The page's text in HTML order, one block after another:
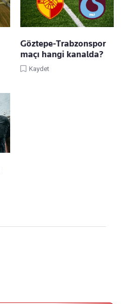
Göztepe-Trabzonspor
maçı hangi kanalda?
Kaydet